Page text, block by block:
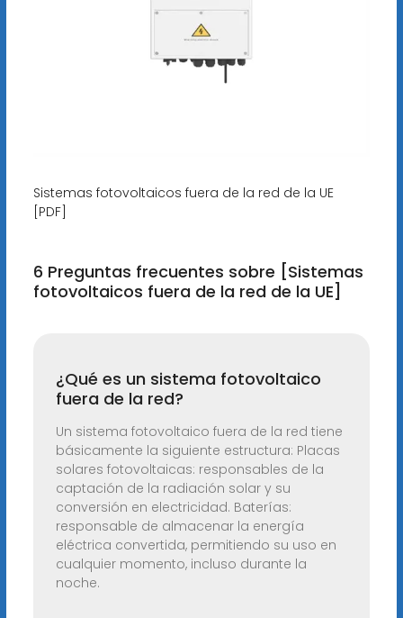
Sistemas fotovoltaicos fuera de la red de la UE
[PDF]
6 Preguntas frecuentes sobre [Sistemas
fotovoltaicos fuera de la red de la UE]
¿Qué es un sistema fotovoltaico
fuera de la red?
Un sistema fotovoltaico fuera de la red tiene
básicamente la siguiente estructura: Placas
solares fotovoltaicas: responsables de la
captación de la radiación solar y su
conversión en electricidad. Baterías:
responsable de almacenar la energía
eléctrica convertida, permitiendo su uso en
cualquier momento, incluso durante la
noche.